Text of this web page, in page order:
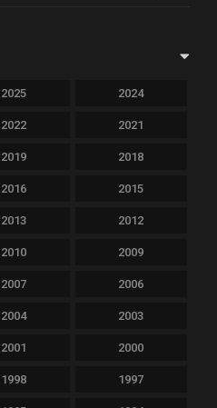
2025 2024
2022 2021
2019 2018
2016 2015
2013 2012
2010 2009
2007 2006
2004 2003
2001 2000
1998 1997